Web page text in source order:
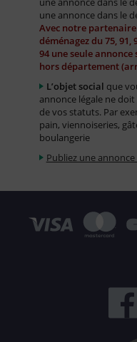
une annonce dans le
Avec notre
déménagez du 75, 91,
94 une seule
hors département
L’objet social que
annonce légale ne doit
de vos statuts. Par
pain, viennoiseries,
boulangerie
Publiez une